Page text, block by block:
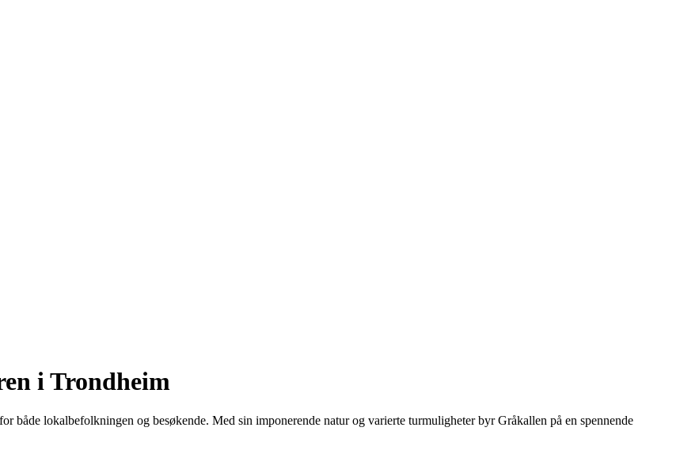
i Trondheim
både lokalbefolkningen og besøkende. Med sin imponerende natur og varierte turmuligheter byr Gråkallen på en spennende